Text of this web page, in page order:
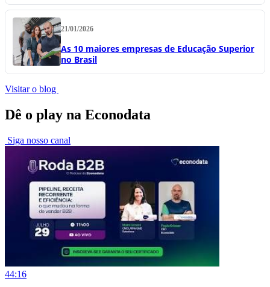
21/01/2026
As 10 maiores empresas de Educação Superior
no Brasil
Visitar o blog
Dê o play na Econodata
Siga nosso canal
44:16